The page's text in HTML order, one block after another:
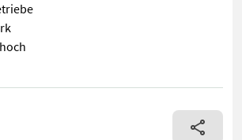
-Transportfahrwerk - Lagermaiskegel